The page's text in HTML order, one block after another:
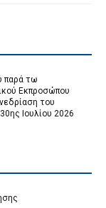
παρά τω
Εκπροσώπου
του
Ιουλίου 2026